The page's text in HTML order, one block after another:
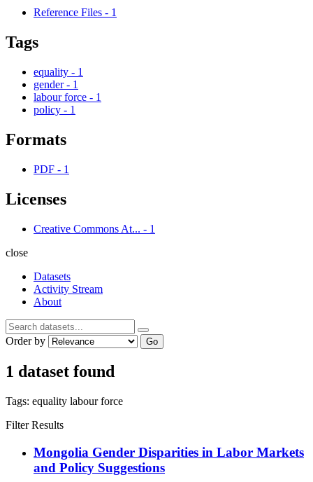
Reference Files - 1
Tags
equality - 1
gender - 1
labour force - 1
policy - 1
Formats
PDF - 1
Licenses
Creative Commons At... - 1
close
Datasets
Activity Stream
About
Order by Go
1 dataset found
Tags: equality labour force
Filter Results
Mongolia Gender Disparities in Labor Markets
and Policy Suggestions